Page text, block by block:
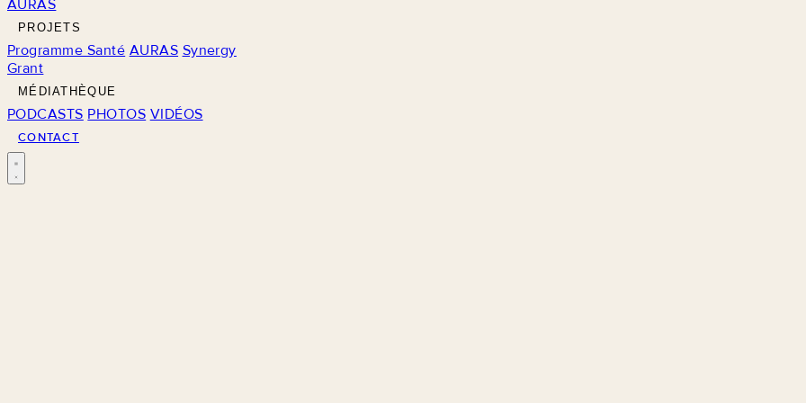
AURAS
PROJETS
Programme Santé AURAS Synergy
Grant
MÉDIATHÈQUE
PODCASTS PHOTOS VIDÉOS
CONTACT